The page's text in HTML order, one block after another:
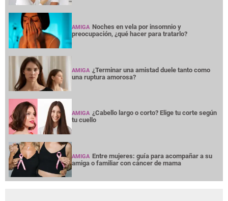
AMIGA Noches en vela por insomnio y
preocupación, ¿qué hacer para tratarlo?
AMIGA ¿Terminar una amistad duele tanto como
una ruptura amorosa?
AMIGA ¿Cabello largo o corto? Elige tu corte según
tu cuello
AMIGA Entre mujeres: guía para acompañar a su
amiga o familiar con cáncer de mama